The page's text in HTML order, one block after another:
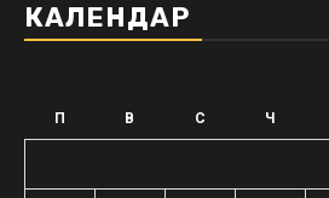
КАЛЕНДАР
П В С Ч